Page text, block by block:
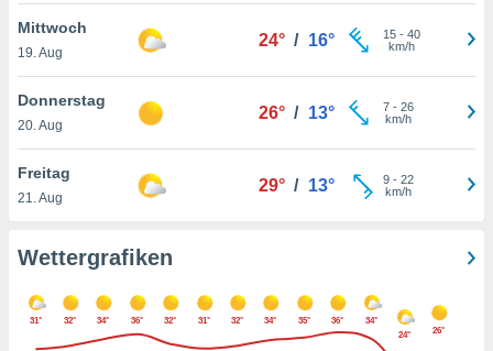
können
von
und
klicken.
und
Mittwoch
19. Aug
24° / 16° 15- 40
km/h
Donnerstag
20. Aug
26° / 13° 7- 26
km/h
Freitag
21. Aug
29° / 13° 9- 22
km/h
Wettergrafiken
31° 32° 34° 36° 32° 31° 32° 34° 35° 36°
34°
24°
26°